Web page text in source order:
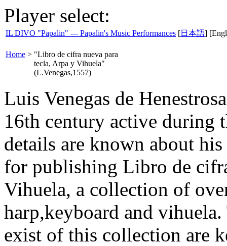
Player select:
IL DIVO "Papalin" --- Papalin's Music Performances [日本語]
Home > "Libro de cifra nueva para
tecla, Arpa y Vihuela"
(L.Venegas,1557)
Luis Venegas de
16th century active during
details are known about
for publishing Libro de
Vihuela, a collection of
harp,keyboard and
exist of this collection are